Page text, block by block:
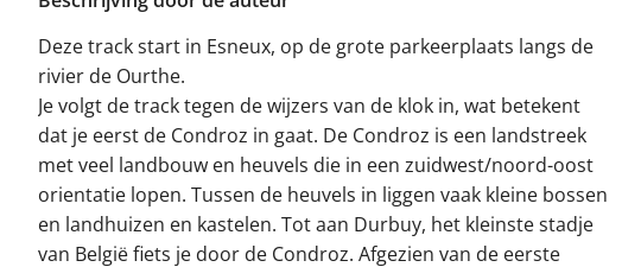
Deze track start in Esneux, op de grote parkeerplaats langs de
rivier de Ourthe.
Je volgt de track tegen de wijzers van de klok in, wat betekent
dat je eerst de Condroz in gaat. De Condroz is een landstreek
met veel landbouw en heuvels die in een zuidwest/noord-oost
orientatie lopen. Tussen de heuvels in liggen vaak kleine bossen
en landhuizen en kastelen. Tot aan Durbuy, het kleinste stadje
van België fiets je door de Condroz. Afgezien van de eerste